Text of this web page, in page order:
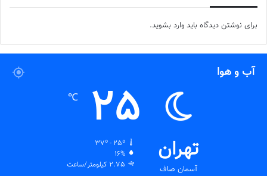
برای نوشتن دیدگاه باید وارد بشوید.
آب و هوا
تهران
آسمان صاف
25
℃
37º - 25º
16%
2.75 کیلومتر/ساعت